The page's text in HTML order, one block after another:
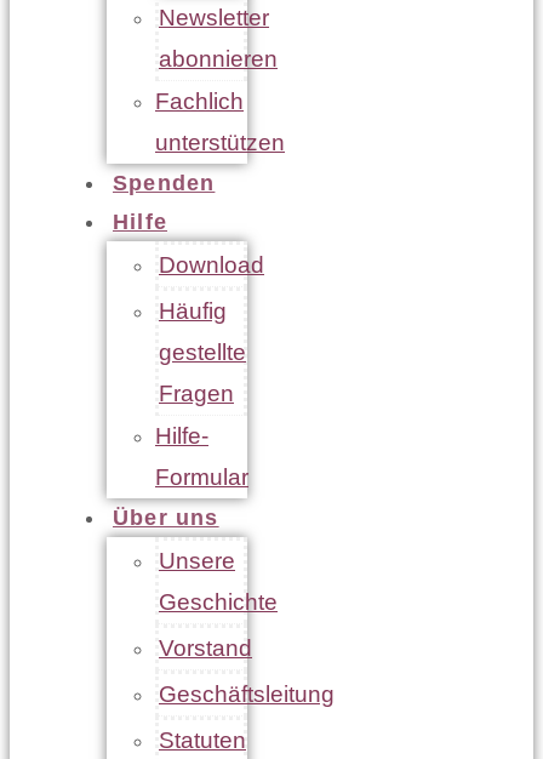
Newsletter
abonnieren
Fachlich
unterstützen
Spenden
Hilfe
Download
Häufig
gestellte
Fragen
Hilfe-
Formular
Über uns
Unsere
Geschichte
Vorstand
Geschäftsleitung
Statuten